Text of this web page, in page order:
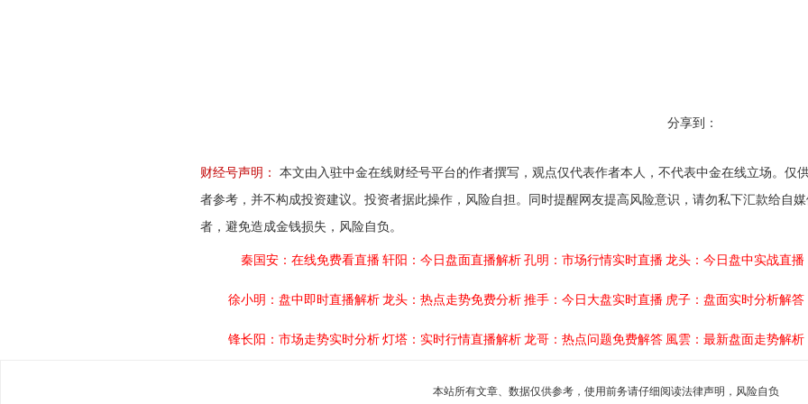
分享到：
财经号声明：
本文由入驻中金在线财经号平台的作者撰写，观点仅代表作者本人，不代表中金在线立场。仅
者参考，并不构成投资建议。投资者据此操作，风险自担。同时提醒网友提高风险意识，请勿私下汇款给自
者，避免造成金钱损失，风险自负。
秦国安：在线免费看直播 轩阳：今日盘面直播解析 孔明：市场行情实时直播 龙头：今日盘中实战直播
徐小明：盘中即时直播解析 龙头：热点走势免费分析 推手：今日大盘实时直播 虎子：盘面实时分析解答
锋长阳：市场走势实时分析 灯塔：实时行情直播解析 龙哥：热点问题免费解答 風雲：最新盘面走势解析
本站所有文章、数据仅供参考，使用前务请仔细阅读法律声明 ，风险自负